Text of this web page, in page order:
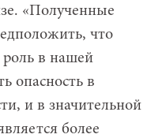
«Полученные
что
в нашей
опасность в
и в значительной
более